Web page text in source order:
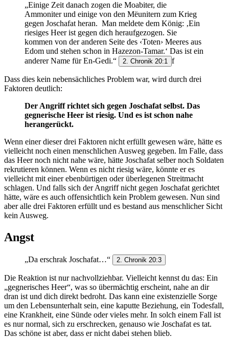
„Einige Zeit danach zogen die Moabiter, die
Ammoniter und einige von den Mëunitern zum Krieg
gegen Joschafat heran. Man meldete dem König: ‚Ein
riesiges Heer ist gegen dich heraufgezogen. Sie
kommen von der anderen Seite des ‹Toten› Meeres aus
Edom und stehen schon in Hazezon-Tamar.‘ Das ist ein
anderer Name für En-Gedi.“
2. Chronik 20:1 f
Dass dies kein nebensächliches Problem war, wird durch drei
Faktoren deutlich:
Der Angriff richtet sich gegen Joschafat selbst. Das
gegnerische Heer ist riesig. Und es ist schon nahe
herangerückt.
Wenn einer dieser drei Faktoren nicht erfüllt gewesen wäre, hätte es
vielleicht noch einen menschlichen Ausweg gegeben. Im Falle, dass
das Heer noch nicht nahe wäre, hätte Joschafat selber noch Soldaten
rekrutieren können. Wenn es nicht riesig wäre, könnte er es
vielleicht mit einer ebenbürtigen oder überlegenen Streitmacht
schlagen. Und falls sich der Angriff nicht gegen Joschafat gerichtet
hätte, wäre es auch offensichtlich kein Problem gewesen. Nun sind
aber alle drei Faktoren erfüllt und es bestand aus menschlicher Sicht
kein Ausweg.
Angst
„Da erschrak Joschafat…“ 2. Chronik 20:3
Die Reaktion ist nur nachvollziehbar. Vielleicht kennst du das: Ein
„gegnerisches Heer“, was so übermächtig erscheint, nahe an dir
dran ist und dich direkt bedroht. Das kann eine existenzielle Sorge
um den Lebensunterhalt sein, eine kaputte Beziehung, ein Todesfall,
eine Krankheit, eine Sünde oder vieles mehr. In solch einem Fall ist
es nur normal, sich zu erschrecken, genauso wie Joschafat es tat.
Das schöne ist aber, dass er nicht dabei stehen blieb.